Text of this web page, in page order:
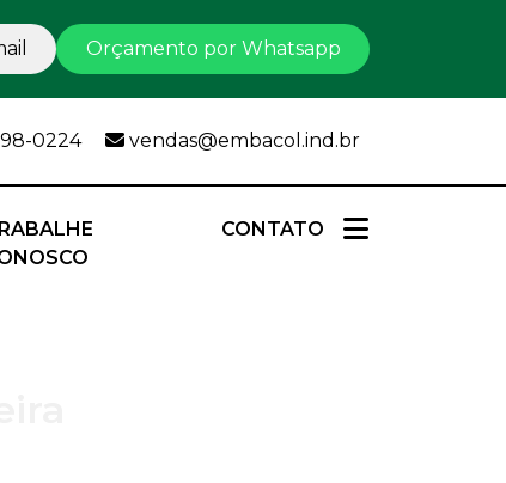
Orçamento por Whatsapp
0224 vendas@embacol.ind.br
CONTATO